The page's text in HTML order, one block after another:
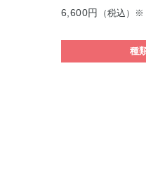
6,600円 （税込）※
種